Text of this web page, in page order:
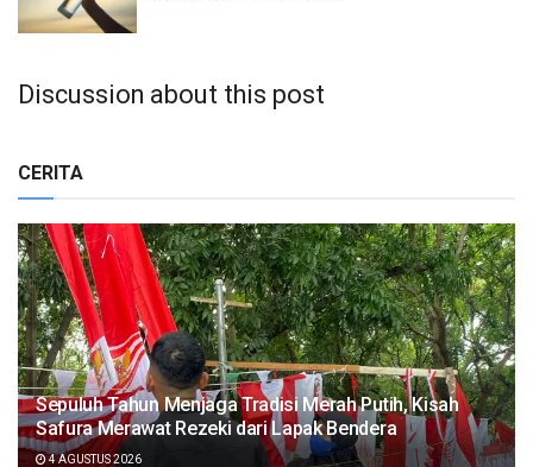
Discussion about this post
CERITA
Sepuluh Tahun Menjaga Tradisi Merah Putih, Kisah
Safura Merawat Rezeki dari Lapak Bendera
4 AGUSTUS 2026